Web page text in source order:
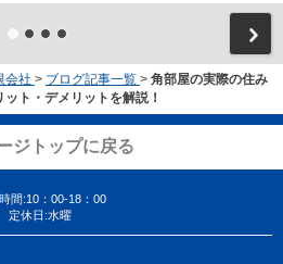
会社 > ブログ記事一覧 > 角部屋の実際の住み
ト・デメリットを解説！
ジトップに戻る
間:10：00-18：00
定休日:水曜